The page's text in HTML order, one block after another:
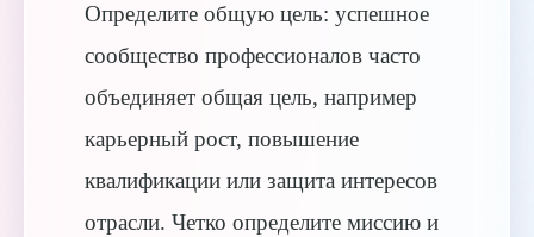
Определите общую цель: успешное
сообщество профессионалов часто
объединяет общая цель, например
карьерный рост, повышение
квалификации или защита интересов
отрасли. Четко определите миссию и